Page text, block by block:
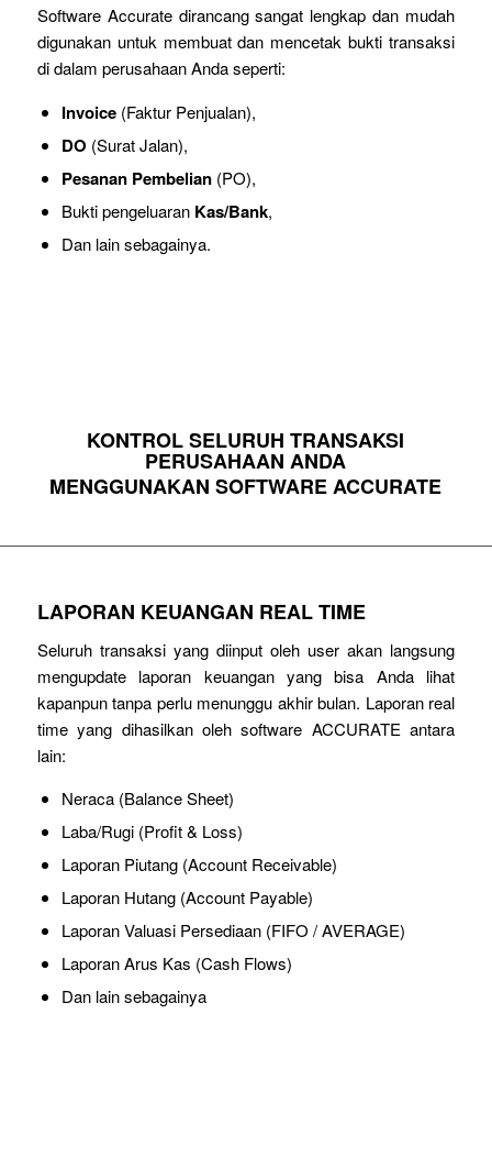
Software Accurate dirancang sangat lengkap dan mudah
digunakan untuk membuat dan mencetak bukti transaksi
di dalam perusahaan Anda seperti:
Invoice(Faktur Penjualan),
DO (Surat Jalan),
Pesanan Pembelian(PO),
Bukti pengeluaran Kas/Bank,
Dan lain sebagainya.
KONTROL SELURUH TRANSAKSI
PERUSAHAAN ANDA
MENGGUNAKAN SOFTWARE ACCURATE
LAPORAN KEUANGAN REAL TIME
Seluruh transaksi yang diinput oleh user akan langsung
mengupdate laporan keuangan yang bisa Anda lihat
kapanpun tanpa perlu menunggu akhir bulan. Laporan real
time yang dihasilkan oleh software ACCURATE antara
lain:
Neraca (Balance Sheet)
Laba/Rugi (Profit & Loss)
Laporan Piutang (Account Receivable)
Laporan Hutang (Account Payable)
Laporan Valuasi Persediaan (FIFO / AVERAGE)
Laporan Arus Kas (Cash Flows)
Dan lain sebagainya